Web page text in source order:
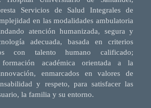
Servicios de Salud Integrales de
en las modalidades ambulatoria
atención humanizada, segura y
adecuada, basada en criterios
con talento humano calificado;
académica orientada a la
enmarcados en valores de
y respeto, para satisfacer las
la familia y su entorno.